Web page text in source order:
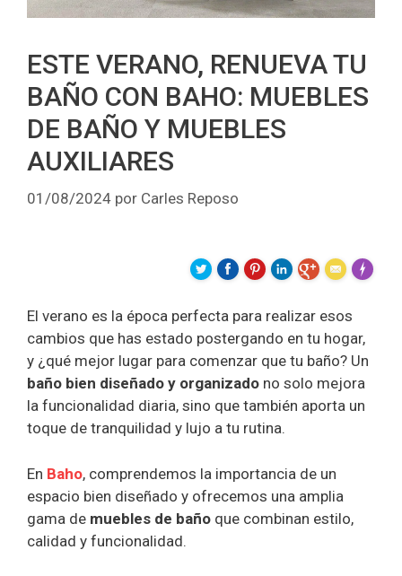
ESTE VERANO, RENUEVA TU
BAÑO CON BAHO: MUEBLES
DE BAÑO Y MUEBLES
AUXILIARES
01/08/2024 por Carles Reposo
El verano es la época perfecta para realizar esos
cambios que has estado postergando en tu hogar,
y ¿qué mejor lugar para comenzar que tu baño? Un
baño bien diseñado y organizado no solo mejora
la funcionalidad diaria, sino que también aporta un
toque de tranquilidad y lujo a tu rutina.
En Baho, comprendemos la importancia de un
espacio bien diseñado y ofrecemos una amplia
gama de muebles de baño que combinan estilo,
calidad y funcionalidad.